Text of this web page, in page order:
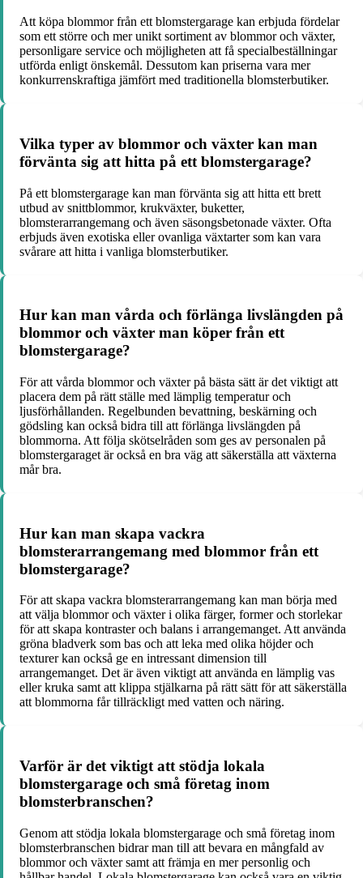
Att köpa blommor från ett blomstergarage kan erbjuda fördelar
som ett större och mer unikt sortiment av blommor och växter,
personligare service och möjligheten att få specialbeställningar
utförda enligt önskemål. Dessutom kan priserna vara mer
konkurrenskraftiga jämfört med traditionella blomsterbutiker.
Vilka typer av blommor och växter kan man
förvänta sig att hitta på ett blomstergarage?
På ett blomstergarage kan man förvänta sig att hitta ett brett
utbud av snittblommor, krukväxter, buketter,
blomsterarrangemang och även säsongsbetonade växter. Ofta
erbjuds även exotiska eller ovanliga växtarter som kan vara
svårare att hitta i vanliga blomsterbutiker.
Hur kan man vårda och förlänga livslängden på
blommor och växter man köper från ett
blomstergarage?
För att vårda blommor och växter på bästa sätt är det viktigt att
placera dem på rätt ställe med lämplig temperatur och
ljusförhållanden. Regelbunden bevattning, beskärning och
gödsling kan också bidra till att förlänga livslängden på
blommorna. Att följa skötselråden som ges av personalen på
blomstergaraget är också en bra väg att säkerställa att växterna
mår bra.
Hur kan man skapa vackra
blomsterarrangemang med blommor från ett
blomstergarage?
För att skapa vackra blomsterarrangemang kan man börja med
att välja blommor och växter i olika färger, former och storlekar
för att skapa kontraster och balans i arrangemanget. Att använda
gröna bladverk som bas och att leka med olika höjder och
texturer kan också ge en intressant dimension till
arrangemanget. Det är även viktigt att använda en lämplig vas
eller kruka samt att klippa stjälkarna på rätt sätt för att säkerställa
att blommorna får tillräckligt med vatten och näring.
Varför är det viktigt att stödja lokala
blomstergarage och små företag inom
blomsterbranschen?
Genom att stödja lokala blomstergarage och små företag inom
blomsterbranschen bidrar man till att bevara en mångfald av
blommor och växter samt att främja en mer personlig och